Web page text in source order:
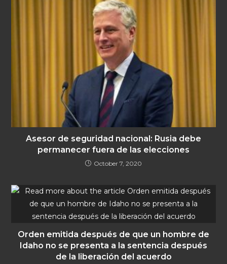
Asesor de seguridad nacional: Rusia debe
permanecer fuera de las elecciones
October 7, 2020
Orden emitida después de que un hombre de
Idaho no se presenta a la sentencia después
de la liberación del acuerdo